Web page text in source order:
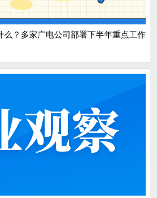
么？多家广电公司部署下半年重点工作